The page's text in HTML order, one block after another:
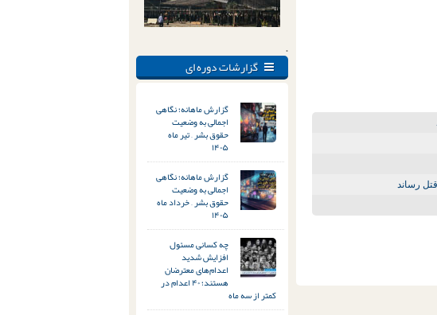
.
گزارشات دوره ای
گزارش ماهانه؛ نگاهی
اجمالی به وضعیت
حقوق بشر – تیر ماه
۱۴۰۵
گزارش ماهانه؛ نگاهی
اجمالی به وضعیت
حقوق بشر – خرداد ماه
۱۴۰۵
چه کسانی مسئول
افزایش شدید
اعدام‌های معترضان
هستند؛ ۴۰ اعدام در
کمتر از سه ماه